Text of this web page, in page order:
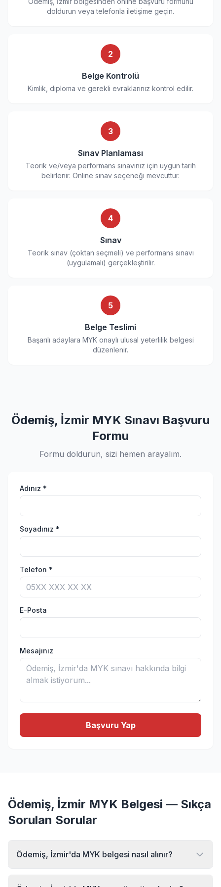
doldurun veya telefonla iletişime geçin.
2
Belge Kontrolü
Kimlik, diploma ve gerekli evraklarınız kontrol edilir.
3
Sınav Planlaması
Teorik ve/veya performans sınavınız için uygun tarih
belirlenir. Online sınav seçeneği mevcuttur.
4
Sınav
Teorik sınav (çoktan seçmeli) ve performans sınavı
(uygulamalı) gerçekleştirilir.
5
Belge Teslimi
Başarılı adaylara MYK onaylı ulusal yeterlilik belgesi
düzenlenir.
Ödemiş, İzmir MYK Sınavı Başvuru
Formu
Formu doldurun, sizi hemen arayalım.
Adınız *
Soyadınız *
Telefon *
E-Posta
Mesajınız
Başvuru Yap
Ödemiş, İzmir MYK Belgesi — Sıkça
Sorulan Sorular
Ödemiş, İzmir'da MYK belgesi nasıl alınır?
Ödemiş, İzmir bölgesinde MYK belgesi almak için MYK
Sınav Merkezi'ne başvurabilirsiniz. Online başvuru formu